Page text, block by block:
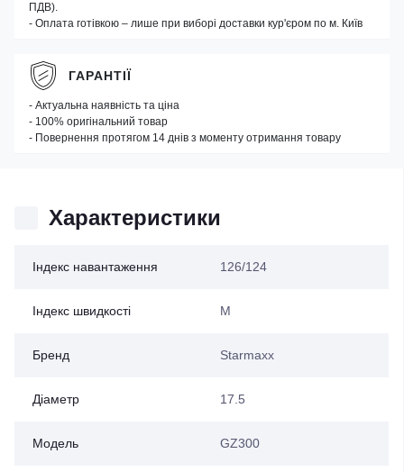
Характеристики
Індекс навантаження 126/124
Індекс швидкості M
Бренд Starmaxx
Діаметр 17.5
Модель GZ300
ПДВ).
- Оплата готівкою – лише при виборі доставки кур'єром по м. Київ
ГАРАНТІЇ
- Актуальна наявність та ціна
- 100% оригінальний товар
- Повернення протягом 14 днів з моменту отримання товару